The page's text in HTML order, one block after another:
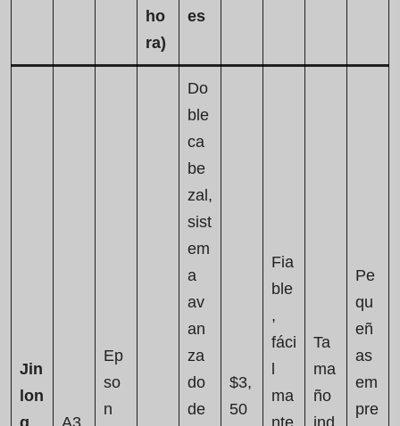
ho
ra)
es
Jin
lon
Ep
so
n
Do
ble
ca
be
zal,
sist
em
a
av
an
za
do
de
$3,
50
Fia
ble
,
fáci
ma
Ta
ma
ño
Pe
qu
eñ
as
em
pre